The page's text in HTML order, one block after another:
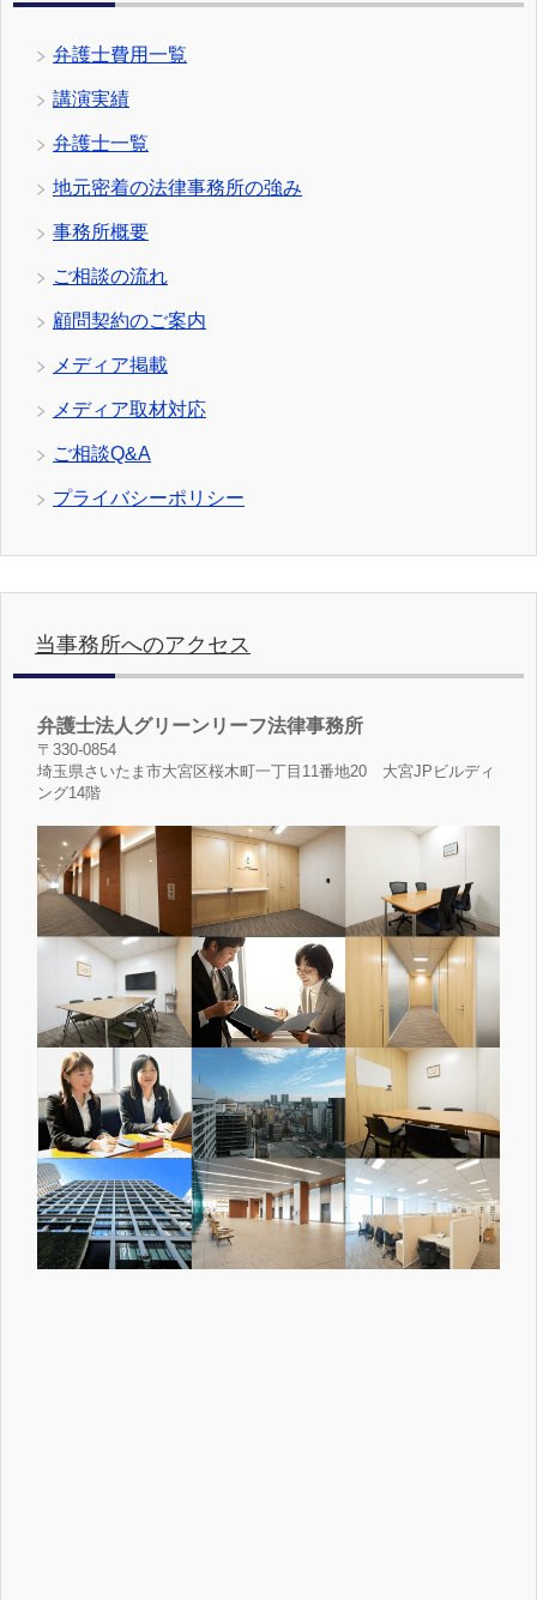
弁護士費用一覧
講演実績
弁護士一覧
地元密着の法律事務所の強み
事務所概要
ご相談の流れ
顧問契約のご案内
メディア掲載
メディア取材対応
ご相談Q&A
プライバシーポリシー
当事務所へのアクセス
弁護士法人グリーンリーフ法律事務所
〒330-0854
埼玉県さいたま市大宮区桜木町一丁目11番地20 大宮JPビルディ
ング14階